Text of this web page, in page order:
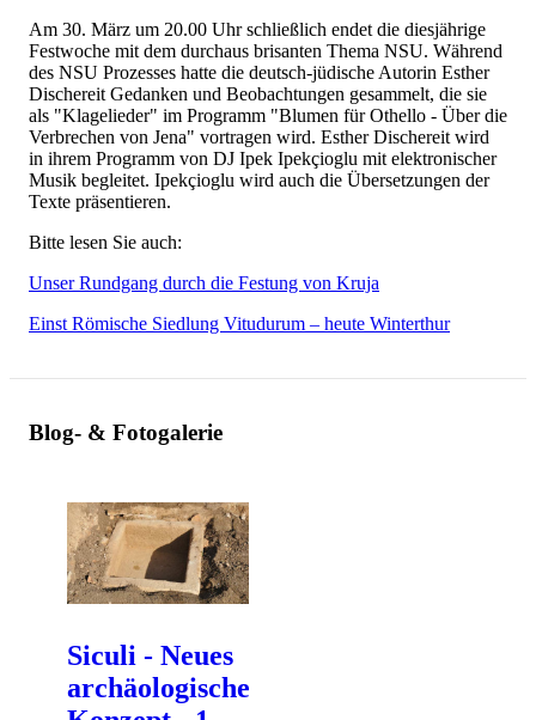
Am 30. März um 20.00 Uhr schließlich endet die diesjährige
Festwoche mit dem durchaus brisanten Thema NSU. Während
des NSU Prozesses hatte die deutsch-jüdische Autorin Esther
Dischereit Gedanken und Beobachtungen gesammelt, die sie
als "Klagelieder" im Programm "Blumen für Othello - Über die
Verbrechen von Jena" vortragen wird. Esther Dischereit wird
in ihrem Programm von DJ Ipek Ipekçioglu mit elektronischer
Musik begleitet. Ipekçioglu wird auch die Übersetzungen der
Texte präsentieren.
Bitte lesen Sie auch:
Unser Rundgang durch die Festung von Kruja
Einst Römische Siedlung Vitudurum – heute Winterthur
Blog- & Fotogalerie
Siculi - Neues
archäologisches